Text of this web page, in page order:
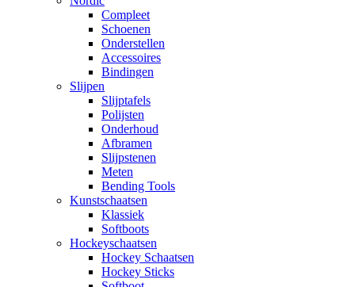
Compleet
Schoenen
Onderstellen
Accessoires
Bindingen
Slijpen
Slijptafels
Polijsten
Onderhoud
Afbramen
Slijpstenen
Meten
Bending Tools
Kunstschaatsen
Klassiek
Softboots
Hockeyschaatsen
Hockey Schaatsen
Hockey Sticks